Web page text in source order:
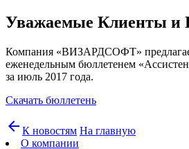
Уважаемые Клиенты и
Компания «ВИЗАРДСОФТ»
еженедельным бюллетенем
за июль 2017 года.
Скачать бюллетень
arrow_back К новостям На главную
О компании